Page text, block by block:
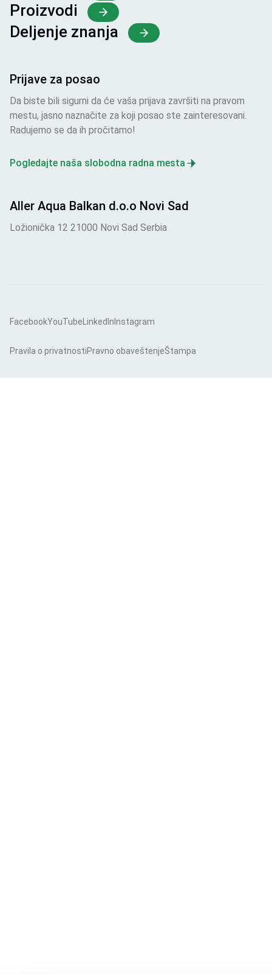
Proizvodi
Deljenje znanja
Prijave za posao
Da biste bili sigurni da će vaša prijava završiti na pravom
mestu, jasno naznačite za koji posao ste zainteresovani.
Radujemo se da ih pročitamo!
Pogledajte naša slobodna radna mesta
Aller Aqua Balkan d.o.o Novi Sad
Ložionička 12 21000 Novi Sad Serbia
FacebookYouTube LinkedIn Instagram
Pravila o privatnostiPravno obaveštenjeŠtampa